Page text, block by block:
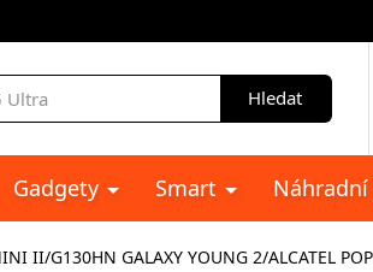
Hledat
Gadgety Smart
II/G130HN GALAXY YOUNG 2/ALCATEL